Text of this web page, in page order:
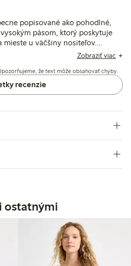
popisované ako pohodlné,
pásom, ktorý poskytuje
mieste u väčšiny nositeľov.
v páse alebo problémy s
priedušná alebo sa po praní
Zobraziť viac
že text môže obsahovať chyby.
recenzie
ostatnými